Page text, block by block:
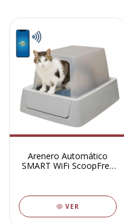
Arenero Automático
SMART WiFi ScoopFree
VER